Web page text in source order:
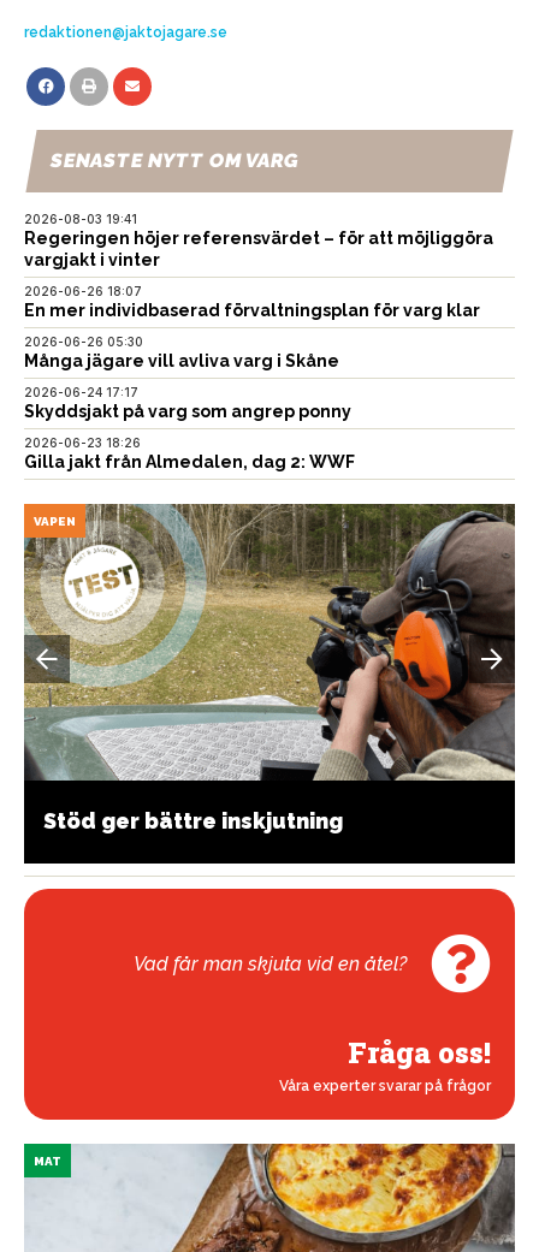
redaktionen@jaktojagare.se
SENASTE NYTT OM VARG
2026-08-03 19:41
Regeringen höjer referensvärdet – för att möjliggöra
vargjakt i vinter
2026-06-26 18:07
En mer individbaserad förvaltningsplan för varg klar
2026-06-26 05:30
Många jägare vill avliva varg i Skåne
2026-06-24 17:17
Skyddsjakt på varg som angrep ponny
2026-06-23 18:26
Gilla jakt från Almedalen, dag 2: WWF
VAPEN
Stöd ger bättre inskjutning
Vad får man skjuta vid en åtel?
Fråga oss!
Våra experter svarar på frågor
MAT